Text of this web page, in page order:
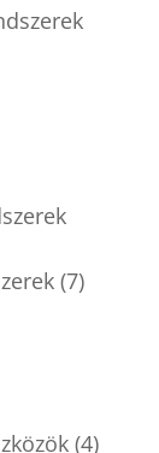
(7)
(4)